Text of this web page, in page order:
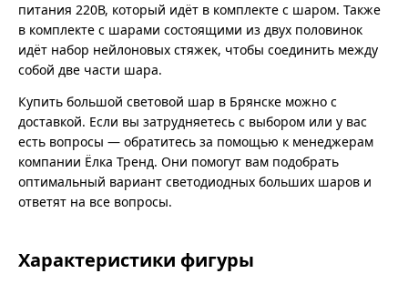
питания 220В, который идёт в комплекте с шаром. Также
в комплекте с шарами состоящими из двух половинок
идёт набор нейлоновых стяжек, чтобы соединить между
собой две части шара.
Купить большой световой шар в Брянске можно с
доставкой. Если вы затрудняетесь с выбором или у вас
есть вопросы — обратитесь за помощью к менеджерам
компании Ёлка Тренд. Они помогут вам подобрать
оптимальный вариант светодиодных больших шаров и
ответят на все вопросы.
Характеристики фигуры